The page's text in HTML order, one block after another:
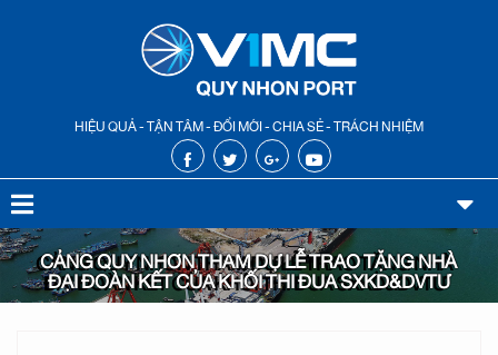
HIỆU QUẢ - TẬN TÂM - ĐỔI MỚI - CHIA SẺ - TRÁCH NHIỆM
CẢNG QUY NHƠN THAM DỰ LỄ TRAO TẶNG NHÀ
ĐẠI ĐOÀN KẾT CỦA KHỐI THI ĐUA SXKD&DVTƯ